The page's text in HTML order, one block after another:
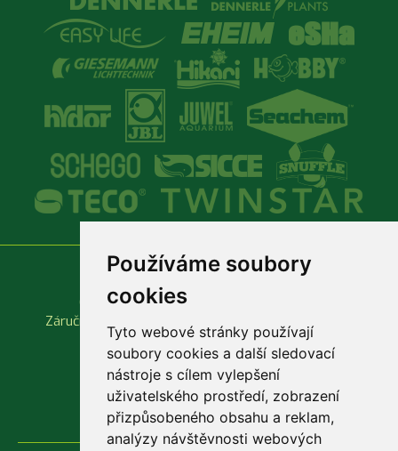
Používáme soubory
cookies
Tyto webové stránky používají
soubory cookies a další sledovací
nástroje s cílem vylepšení
uživatelského prostředí, zobrazení
přizpůsobeného obsahu a reklam,
analýzy návštěvnosti webových
Vše o nákupu
Obchodní podmínky
Záruční a reklamační podmínky
Důležité odkazy
Rychlá objednávka